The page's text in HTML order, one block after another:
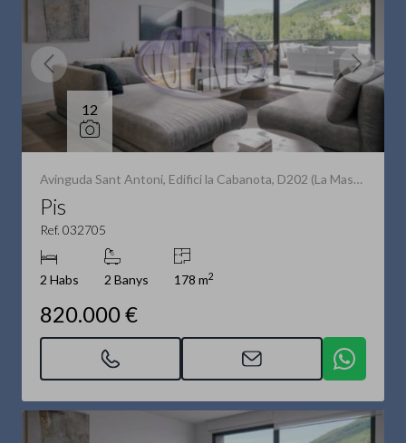
12
Avinguda Sant Antoni, Edifici la Cabanota, D202 (La Massana)
Pis
Ref. 032705
2 Habs 2 Banys 178 m2
820.000 €